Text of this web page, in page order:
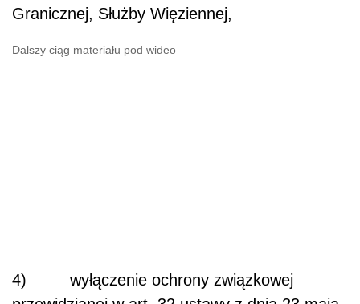
Granicznej, Służby Więziennej,
Dalszy ciąg materiału pod wideo
4) wyłączenie ochrony związkowej